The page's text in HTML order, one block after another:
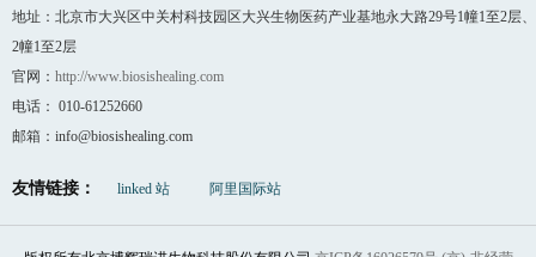
地址：北京市大兴区中关村科技园区大兴生物医药产业基地永大路29号1幢1至2层、
2幢1至2层
官网： http://www.biosishealing.com
电话： 010-61252660
邮箱：info@biosishealing.com
友情链接： linked 站 阿里国际站